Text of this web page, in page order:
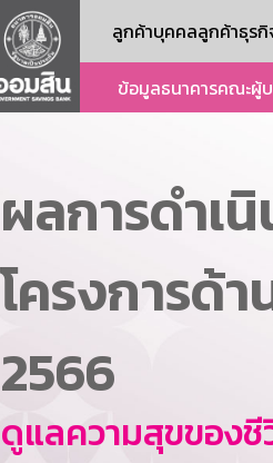
ลูกค้าบุคคลลูกค้าธุร
ข้อมูลธนาคารคณะผู้
ผลการดำเ
โครงการด้
2566
ดูแลความสุขของ